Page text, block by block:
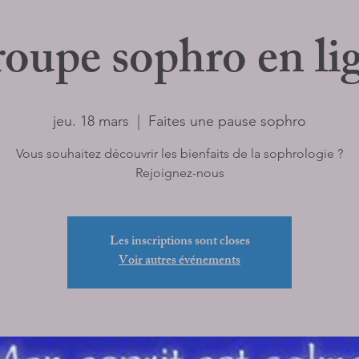
sophro en
jeu. 18 mars Faites une pause sophro
Vous souhaitez découvrir les bienfaits de la sophrologie ?
Rejoignez-nous
Les inscriptions sont closes
Voir autres événements